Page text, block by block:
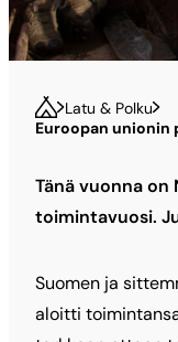
Latu & Polku
Euroopan
Tänä vuonna on
toimintavuosi.
Suomen ja
aloitti